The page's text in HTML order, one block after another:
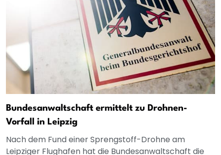
Bundesanwaltschaft ermittelt zu Drohnen-
Vorfall in Leipzig
Nach dem Fund einer Sprengstoff-Drohne am
Leipziger Flughafen hat die Bundesanwaltschaft die